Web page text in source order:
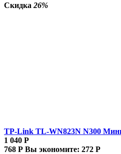
Скидка 26%
TP-Link TL-WN823N N300
1 040 Р
768 Р Вы экономите: 272 Р